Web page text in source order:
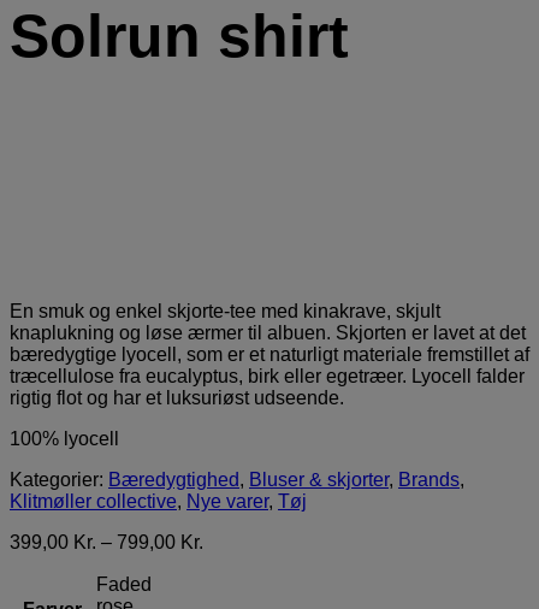
Solrun shirt
En smuk og enkel skjorte-tee med kinakrave, skjult
knaplukning og løse ærmer til albuen. Skjorten er lavet at det
bæredygtige lyocell, som er et naturligt materiale fremstillet af
træcellulose fra eucalyptus, birk eller egetræer. Lyocell falder
rigtig flot og har et luksuriøst udseende.
100% lyocell
Kategorier: Bæredygtighed, Bluser & skjorter, Brands,
Klitmøller collective, Nye varer, Tøj
399,00 Kr. – 799,00 Kr.
Faded